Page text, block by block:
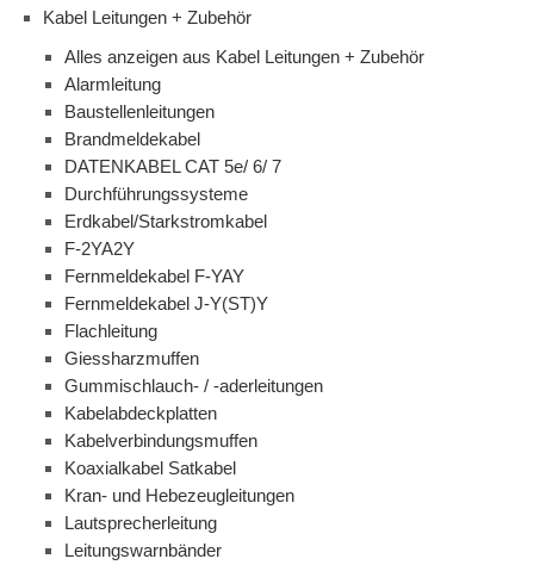
Kabel Leitungen + Zubehör
Alles anzeigen aus Kabel Leitungen + Zubehör
Alarmleitung
Baustellenleitungen
Brandmeldekabel
DATENKABEL CAT 5e/ 6/ 7
Durchführungssysteme
Erdkabel/Starkstromkabel
F-2YA2Y
Fernmeldekabel F-YAY
Fernmeldekabel J-Y(ST)Y
Flachleitung
Giessharzmuffen
Gummischlauch- / -aderleitungen
Kabelabdeckplatten
Kabelverbindungsmuffen
Koaxialkabel Satkabel
Kran- und Hebezeugleitungen
Lautsprecherleitung
Leitungswarnbänder